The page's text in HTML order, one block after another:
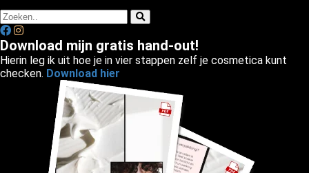
Download mijn gratis hand-out!
Hierin leg ik uit hoe je in vier stappen zelf je cosmetica kunt
checken. Download hier